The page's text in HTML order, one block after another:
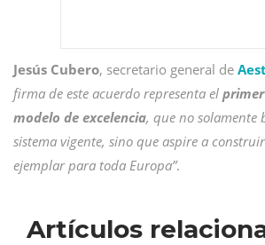
Jesús Cubero, secretario general de
firma de este acuerdo representa el
modelo de excelencia, que no solamente
sistema vigente, sino que aspire a
ejemplar para toda Europa”.
Artículos